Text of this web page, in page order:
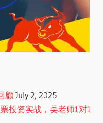
顧 July 2, 2025
投资实战，吴老师1对1